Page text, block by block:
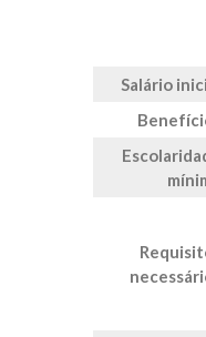
Salário